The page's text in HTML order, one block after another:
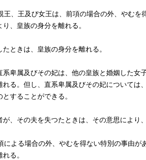
王、王及び女王は、前項の場合の外、やむを
、皇族の身分を離れる。
たときは、皇族の身分を離れる。
卑属及びその妃は、他の皇族と婚姻した女
る。但し、直系卑属及びその妃については
することができる。
、その夫を失つたときは、その意思により
よる場合の外、やむを得ない特別の事由が
る。